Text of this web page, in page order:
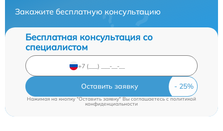
Закажите бесплатную консультацию
Бесплатная консультация со
специалистом
Оставить заявку
Нажимая на кнопку "Оставить заявку" Вы соглашаетесь c политикой
конфиденциальности